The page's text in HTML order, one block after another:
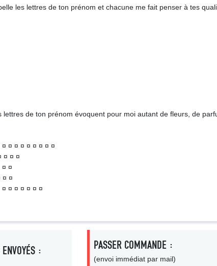
les lettres de ton prénom et chacune me fait penser à
lettres de ton prénom évoquent pour moi autant de fleurs, de
¤ ¤ ¤ ¤ ¤ ¤ ¤ ¤ ¤
¤ ¤ ¤
¤ ¤
¤ ¤
¤ ¤ ¤ ¤ ¤ ¤ ¤
: PASSER COMMANDE :
(envoi immédiat par mail)